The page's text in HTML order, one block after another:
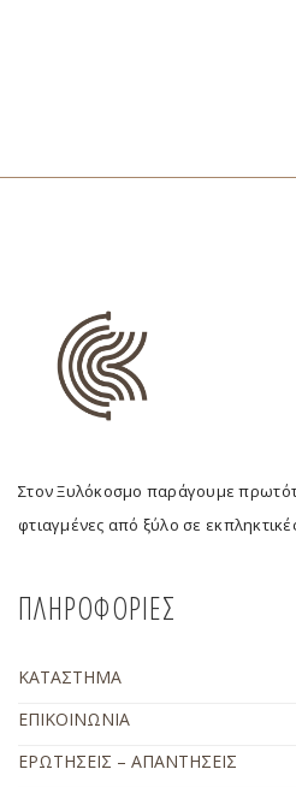
Στον Ξυλόκοσμο παράγουμε
φτιαγμένες από ξύλο σε
ΠΛΗΡΟΦΟΡΙΕΣ
ΚΑΤΑΣΤΗΜΑ
ΕΠΙΚΟΙΝΩΝΙΑ
ΕΡΩΤΗΣΕΙΣ – ΑΠΑΝΤΗΣΕΙΣ